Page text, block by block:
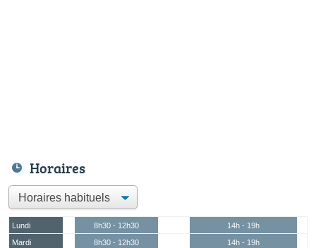
Horaires
Lundi 8h30 - 12h30
14h - 19h
Mardi
8h30 - 12h30
14h - 19h